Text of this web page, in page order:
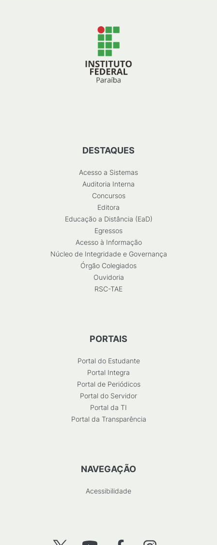
DESTAQUES
Acesso a Sistemas
Auditoria Interna
Concursos
Editora
Educação a Distância (EaD)
Egressos
Acesso à Informação
Núcleo de Integridade e Governança
Órgão Colegiados
Ouvidoria
RSC-TAE
PORTAIS
Portal do Estudante
Portal Integra
Portal de Periódicos
Portal do Servidor
Portal da TI
Portal da Transparência
NAVEGAÇÃO
Acessibilidade